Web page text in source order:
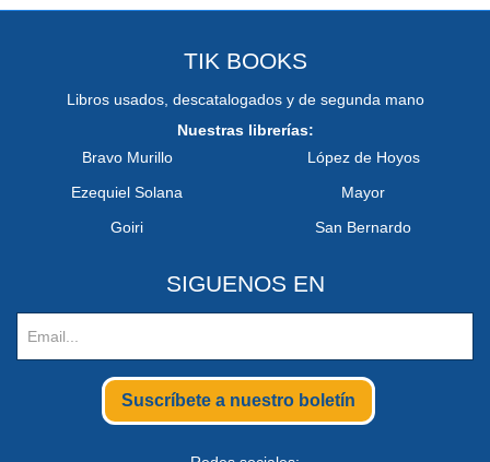
TIK BOOKS
Libros usados, descatalogados y de segunda mano
Nuestras librerías:
Bravo Murillo
Ezequiel Solana
Goiri
López de Hoyos
Mayor
San Bernardo
SIGUENOS EN
Suscríbete a nuestro boletín